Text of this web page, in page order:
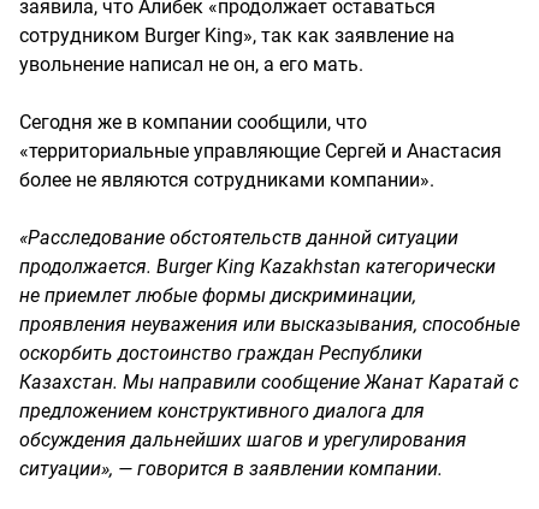
заявила, что Алибек «продолжает оставаться
сотрудником Burger King», так как заявление на
увольнение написал не он, а его мать.
Сегодня же в компании сообщили, что
«территориальные управляющие Сергей и Анастасия
более не являются сотрудниками компании».
«Расследование обстоятельств данной ситуации
продолжается. Burger King Kazakhstan категорически
не приемлет любые формы дискриминации,
проявления неуважения или высказывания, способные
оскорбить достоинство граждан Республики
Казахстан. Мы направили сообщение Жанат Каратай с
предложением конструктивного диалога для
обсуждения дальнейших шагов и урегулирования
ситуации», — говорится в заявлении компании.